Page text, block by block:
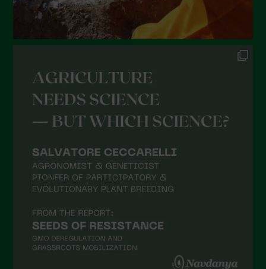
Dicembre 2021
Novembre 2021
Settembre 2021
Agosto 2021
Luglio 2021
Aprile 2021
Febbraio 2021
Gennaio 2021